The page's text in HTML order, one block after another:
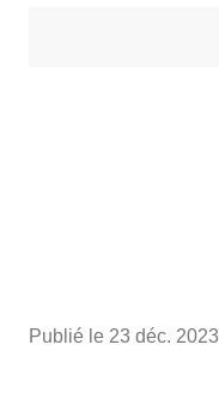
Publié le 23 déc. 2023